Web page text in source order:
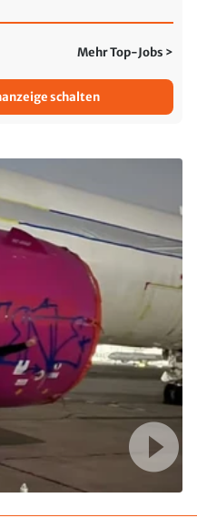
Mehr Top-Jobs >
schalten